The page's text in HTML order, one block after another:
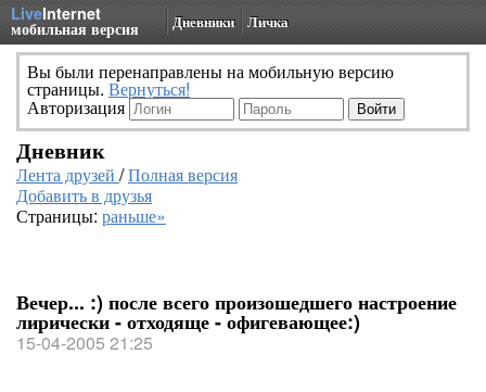
LiveInternet
мобильная версия Дневники Личка
Вы были перенаправлены на мобильную версию
страницы. Вернуться!
Авторизация
Дневник
Лента друзей /Полная версия
Добавить в друзья
Страницы: раньше»
Вечер... :) после всего произошедшего настроение
лирически - отходяще - офигевающее:)
15-04-2005 21:25